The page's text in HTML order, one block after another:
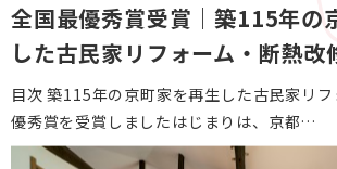
全国最優秀賞受賞｜築115年の
した古民家リフォーム・断熱改
目次 築115年の京町家を再生した古民家リ
優秀賞を受賞しましたはじまりは、京都…